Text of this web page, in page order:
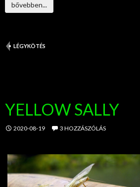
bővebben...
LÉGYKÖTÉS
YELLOW SALLY
2020-08-19 3 HOZZÁSZÓLÁS